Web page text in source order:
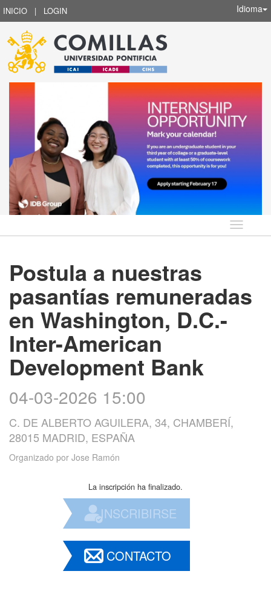
INICIO | LOGIN Idioma
Idioma
Postula a nuestras
pasantías remuneradas
en Washington, D.C.-
Inter-American
Development Bank
04-03-2026 15:00
C. DE ALBERTO AGUILERA, 34, CHAMBERÍ,
28015 MADRID, ESPAÑA
Organizado por Jose Ramón
La inscripción ha finalizado.
INSCRIBIRSE
CONTACTO